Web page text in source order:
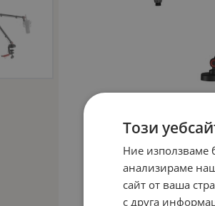
Този
Ние използваме
анализираме
сайт от ваша
с друга